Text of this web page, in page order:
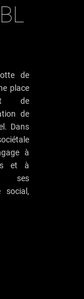
de
place
de
de
Dans
à
et à
ses
social,